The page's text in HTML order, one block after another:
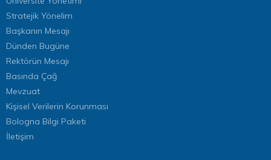
Stratejik Yönelim
Başkanın Mesajı
Dünden Bugüne
Rektörün Mesajı
Basında Çağ
Mevzuat
Kişisel Verilerin Korunması
Bologna Bilgi Paketi
İletişim